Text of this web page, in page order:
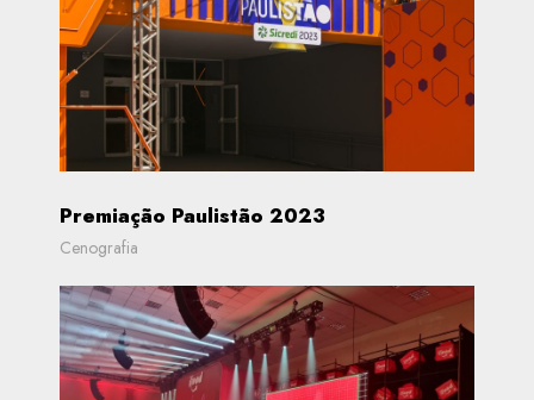
Premiação Paulistão 2023
Cenografia